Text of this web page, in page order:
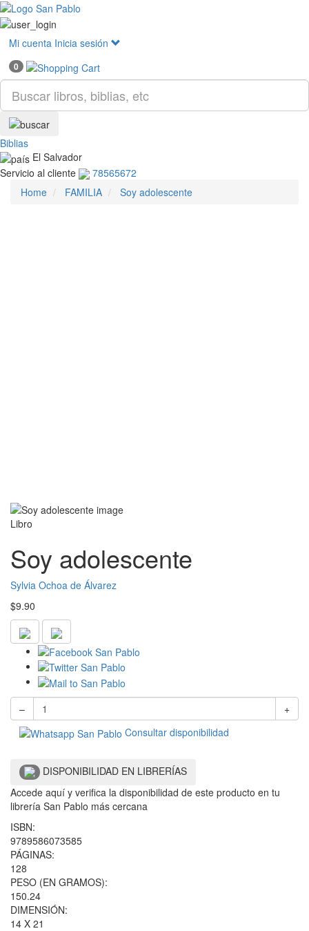
Mi cuenta Inicia sesión
0
Biblias
El Salvador
Servicio al cliente
78565672
Home
FAMILIA Soy adolescente
Libro
Soy adolescente
Sylvia Ochoa de Álvarez
$9.90
–
+
Consultar disponibilidad
DISPONIBILIDAD EN LIBRERÍAS
Accede aquí y verifica la disponibilidad de este producto en tu
librería San Pablo más cercana
ISBN:
9789586073585
PÁGINAS:
128
PESO (EN GRAMOS):
150.24
DIMENSIÓN:
14 X 21